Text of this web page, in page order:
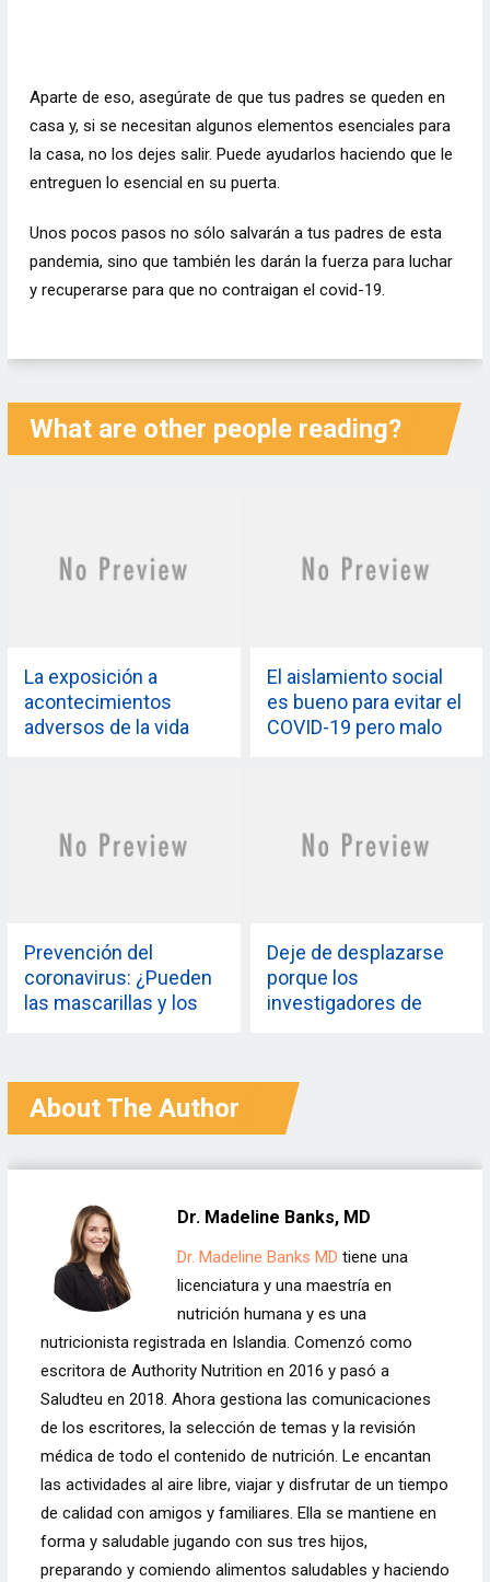
Aparte de eso, asegúrate de que tus padres se queden en
casa y, si se necesitan algunos elementos esenciales para
la casa, no los dejes salir. Puede ayudarlos haciendo que le
entreguen lo esencial en su puerta.
Unos pocos pasos no sólo salvarán a tus padres de esta
pandemia, sino que también les darán la fuerza para luchar
y recuperarse para que no contraigan el covid-19.
What are other people reading?
La exposición a
acontecimientos
adversos de la vida
un estudio
El aislamiento social
es bueno para evitar el
COVID-19 pero malo
Prevención del
coronavirus: ¿Pueden
las mascarillas y los
expertos dicen que no
realmente
Deje de desplazarse
porque los
investigadores de
inteligentes puede
empeorar los dolores
de cabeza
About The Author
Dr. Madeline Banks, MD
Dr. Madeline Banks MD tiene una
licenciatura y una maestría en
nutrición humana y es una
nutricionista registrada en Islandia. Comenzó como
escritora de Authority Nutrition en 2016 y pasó a
Saludteu en 2018. Ahora gestiona las comunicaciones
de los escritores, la selección de temas y la revisión
médica de todo el contenido de nutrición. Le encantan
las actividades al aire libre, viajar y disfrutar de un tiempo
de calidad con amigos y familiares. Ella se mantiene en
forma y saludable jugando con sus tres hijos,
preparando y comiendo alimentos saludables y haciendo